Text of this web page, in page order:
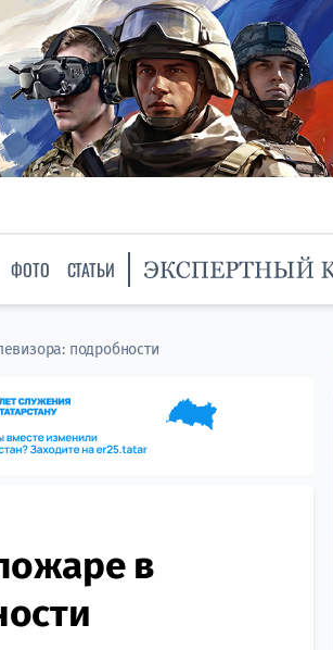
ФОТО СТАТЬИ
подробности
в